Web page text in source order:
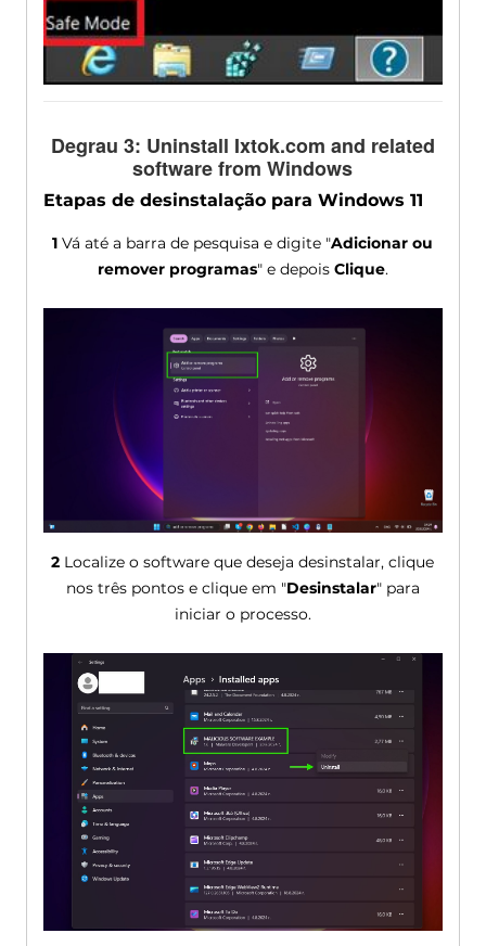
Degrau 3: Uninstall Ixtok.com and related
software from Windows
Etapas de desinstalação para Windows 11
1 Vá até a barra de pesquisa e digite "Adicionar ou
remover programas" e depois Clique.
2 Localize o software que deseja desinstalar, clique
nos três pontos e clique em "Desinstalar" para
iniciar o processo.